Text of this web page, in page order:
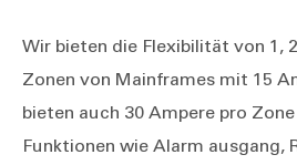
Wir bieten die Flexibilität von 1,
Zonen von Mainframes mit 15
bieten auch 30 Ampere pro
Funktionen wie Alarm ausgang,